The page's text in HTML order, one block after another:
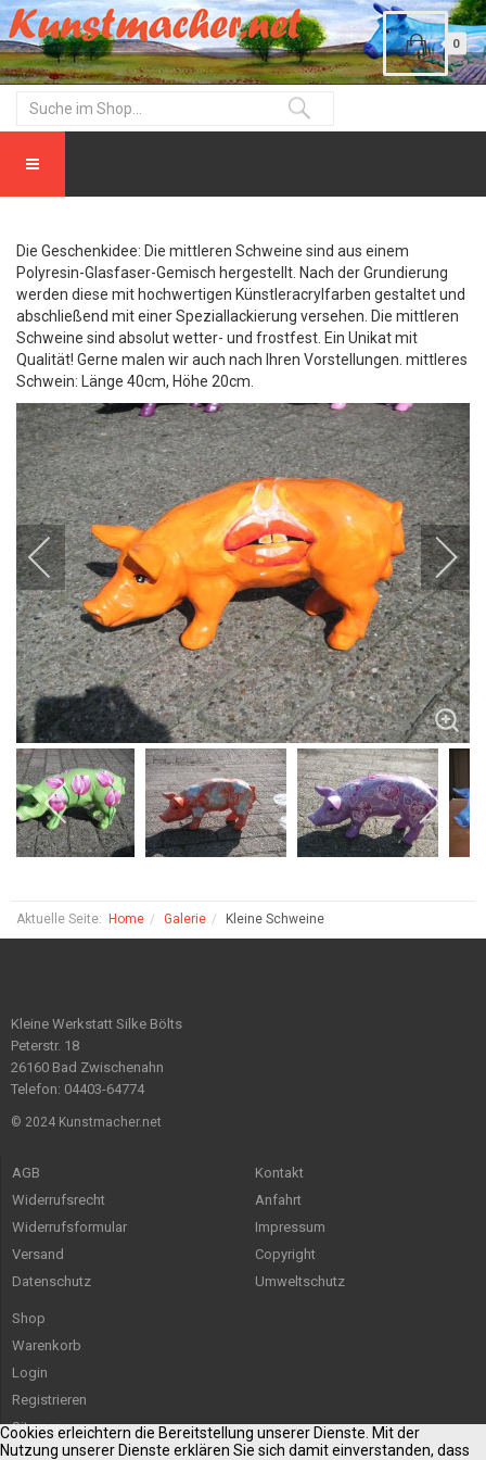
0
Die Geschenkidee: Die mittleren Schweine sind aus einem
Polyresin-Glasfaser-Gemisch hergestellt. Nach der Grundierung
werden diese mit hochwertigen Künstleracrylfarben gestaltet und
abschließend mit einer Speziallackierung versehen. Die mittleren
Schweine sind absolut wetter- und frostfest. Ein Unikat mit
Qualität! Gerne malen wir auch nach Ihren Vorstellungen. mittleres
Schwein: Länge 40cm, Höhe 20cm.
Aktuelle Seite: Home Galerie Kleine Schweine
Kleine Werkstatt Silke Bölts
Peterstr. 18
26160 Bad Zwischenahn
Telefon: 04403-64774
© 2024 Kunstmacher.net
AGB
Widerrufsrecht
Widerrufsformular
Versand
Datenschutz
Kontakt
Anfahrt
Impressum
Copyright
Umweltschutz
Shop
Warenkorb
Login
Registrieren
Sitemap
Cookies erleichtern die Bereitstellung unserer Dienste. Mit der
Nutzung unserer Dienste erklären Sie sich damit einverstanden, dass